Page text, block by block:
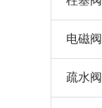
电磁阀
疏水阀